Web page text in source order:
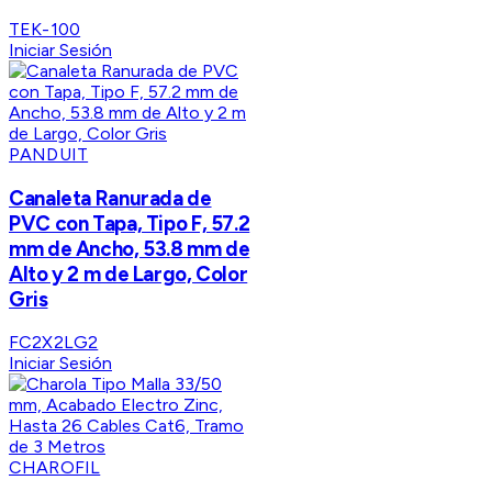
TEK-100
Iniciar Sesión
PANDUIT
Canaleta Ranurada de
PVC con Tapa, Tipo F, 57.2
mm de Ancho, 53.8 mm de
Alto y 2 m de Largo, Color
Gris
FC2X2LG2
Iniciar Sesión
CHAROFIL